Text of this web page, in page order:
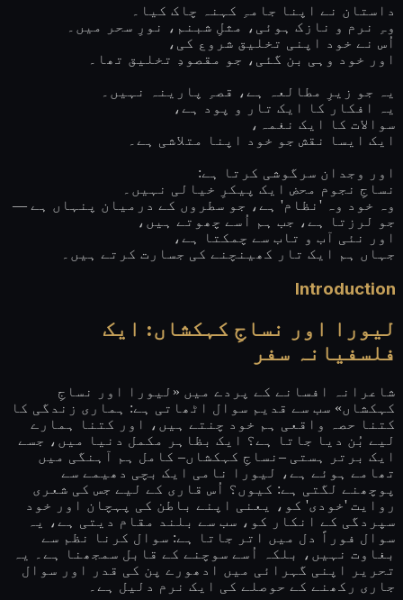
داستان نے اپنا جامہِ کہنہ چاک کیا۔
وہِ نرم و نازک ہوئی، مثلِ شبنم، نورِ سحر میں۔
اُس نے خود اپنی تخلیق شروع کی،
اور خود وہی بن گئی، جو مقصودِ تخلیق تھا۔
یہ جو زیرِ مطالعہ ہے، قصہِ پارینہ نہیں۔
یہ افکار کا ایک تار و پود ہے،
سوالات کا ایک نغمہ،
ایک ایسا نقش جو خود اپنا متلاشی ہے۔
اور وجدان سرگوشی کرتا ہے:
نساجِ نجوم محض ایک پیکرِ خیالی نہیں۔
وہ خود وہ 'نظام' ہے، جو سطروں کے درمیان پنہاں ہے —
جو لرزتا ہے، جب ہم اُسے چھوتے ہیں،
اور نئی آب و تاب سے چمکتا ہے،
جہاں ہم ایک تار کھینچنے کی جسارت کرتے ہیں۔
Introduction
لیورا اور نساجِ کہکشاں: ایک
فلسفیانہ سفر
شاعرانہ افسانے کے پردے میں «لیورا اور نساجِ
کہکشاں» سب سے قدیم سوال اٹھاتی ہے: ہماری زندگی کا
کتنا حصہ واقعی ہم خود چنتے ہیں، اور کتنا ہمارے
لیے بُن دیا جاتا ہے؟ ایک بظاہر مکمل دنیا میں، جسے
ایک برتر ہستی –نساجِ کہکشاں– کامل ہم آہنگی میں
تھامے ہوئے ہے، لیورا نامی ایک بچی دھیمے سے
پوچھنے لگتی ہے: کیوں؟ اُس قاری کے لیے جس کی شعری
روایت 'خودی' کو، یعنی اپنے باطن کی پہچان اور خود
سپردگی کے انکار کو، سب سے بلند مقام دیتی ہے، یہ
سوال فوراً دل میں اتر جاتا ہے: سوال کرنا نظم سے
بغاوت نہیں، بلکہ اُسے سوچنے کے قابل سمجھنا ہے۔ یہ
تحریر اپنی گہرائی میں ادھورے پن کی قدر اور سوال
جاری رکھنے کے حوصلے کی ایک نرم دلیل ہے۔